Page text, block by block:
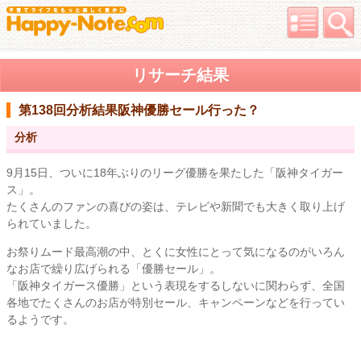
リサーチ結果
第138回分析結果阪神優勝セール行った？
分析
9月15日、ついに18年ぶりのリーグ優勝を果たした「阪神タイガー
ス」。
たくさんのファンの喜びの姿は、テレビや新聞でも大きく取り上げ
られていました。
お祭りムード最高潮の中、とくに女性にとって気になるのがいろん
なお店で繰り広げられる「優勝セール」。
「阪神タイガース優勝」という表現をするしないに関わらず、全国
各地でたくさんのお店が特別セール、キャンペーンなどを行ってい
るようです。